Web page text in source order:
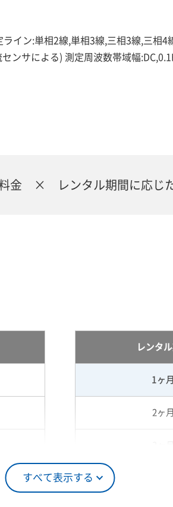
イン:単相2線,単相3線,三相3線,三相4
ンサによる) 測定周波数帯域幅
金 × レンタル期間に応じた
すべて表示する
レンタ
1ヶ月
2ヶ月